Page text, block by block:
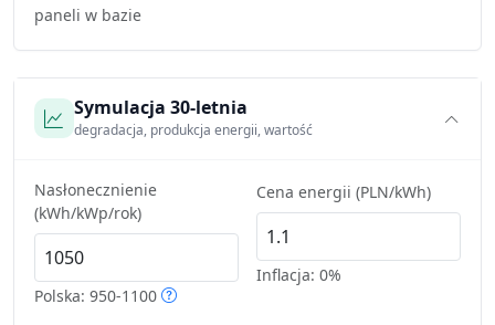
paneli w bazie
Symulacja 30-letnia
degradacja, produkcja energii, wartość
Nasłonecznienie
(kWh/kWp/rok)
Polska: 950-1100
Cena energii (PLN/kWh)
Inflacja: 0%